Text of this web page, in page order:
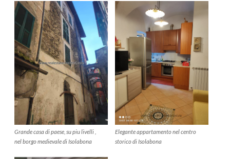
Grande casa di paese, su piu livelli ,
nel borgo medievale di Isolabona
Elegante appartamento nel centro
storico di Isolabona